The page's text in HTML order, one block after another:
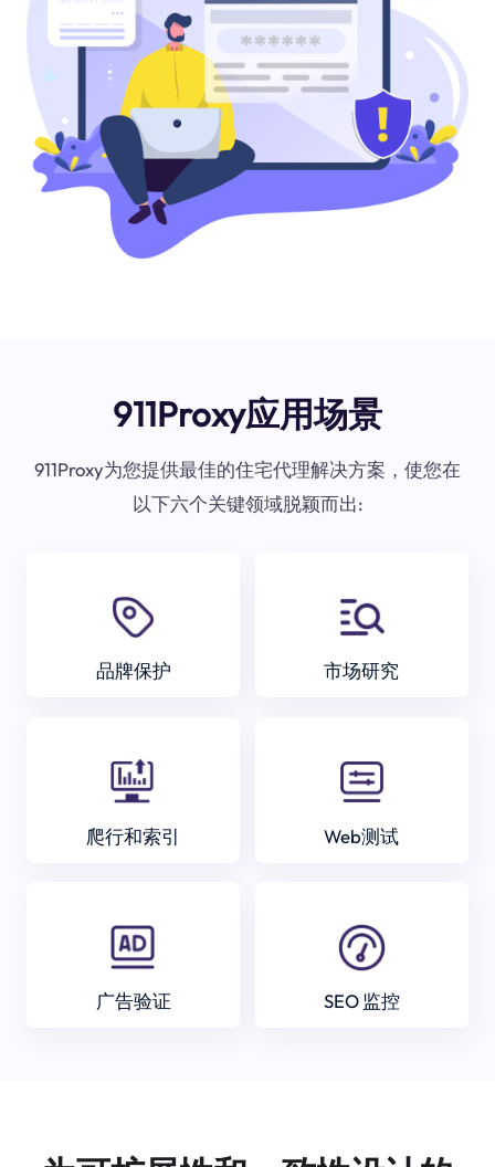
911Proxy应用场景
911Proxy为您提供最佳的住宅代理解决方案，使您在
以下六个关键领域脱颖而出:
品牌保护 市场研究
爬行和索引 Web测试
广告验证 SEO 监控